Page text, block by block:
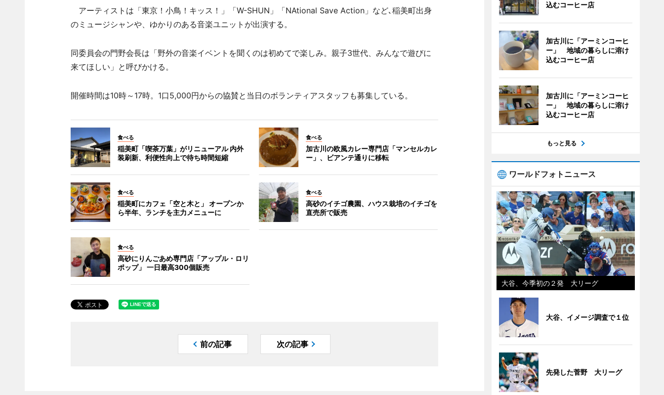
アーティストは「東京！小鳥！キッス！」「W-SHUN」「NAtional Save Action」など､稲美町出身
のミュージシャンや、ゆかりのある音楽ユニットが出演する。
同委員会の門野会長は「野外の音楽イベントを聞くのは初めてで楽しみ。親子3世代、みんなで遊びに
来てほしい」と呼びかける。
開催時間は10時～17時。1口5,000円からの協賛と当日のボランティアスタッフも募集している。
食べる
稲美町「喫茶万葉」がリニューアル 内外
装刷新、利便性向上で待ち時間短縮
食べる
加古川の欧風カレー専門店「マンセルカレ
ー」、ビアンテ通りに移転
食べる
稲美町にカフェ「空と木と」 オープンか
ら半年、ランチを主力メニューに
食べる
高砂のイチゴ農園、ハウス栽培のイチゴを
直売所で販売
食べる
高砂にりんごあめ専門店「アップル・ロリ
ポップ」 一日最高300個販売
前の記事 次の記事
込むコーヒー店
加古川に「アーミンコーヒ
ー」 地域の暮らしに溶け
込むコーヒー店
加古川に「アーミンコーヒ
ー」 地域の暮らしに溶け
込むコーヒー店
もっと見る
ワールドフォトニュース
大谷、今季初の２発 大リーグ
大谷、イメージ調査で１位
先発した菅野 大リーグ